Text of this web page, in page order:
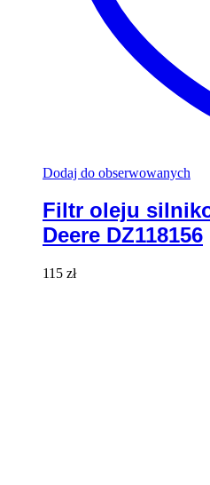
Dodaj do obserwowanych
Filtr oleju
Deere DZ118156
115 zł